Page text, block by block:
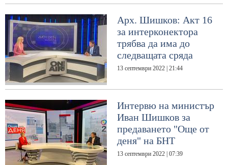
Арх. Шишков: Акт 16
за интерконектора
трябва да има до
следващата сряда
13 септември 2022 | 21:44
Интервю на министър
Иван Шишков за
предаването "Още от
деня" на БНТ
13 септември 2022 | 07:39